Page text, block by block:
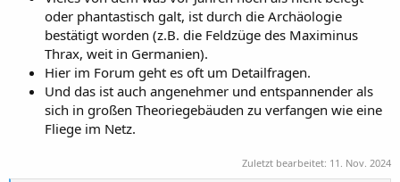
oder phantastisch galt, ist durch die Archäologie
bestätigt worden (z.B. die Feldzüge des Maximinus
Thrax, weit in Germanien).
Hier im Forum geht es oft um Detailfragen.
Und das ist auch angenehmer und entspannender als
sich in großen Theoriegebäuden zu verfangen wie eine
Fliege im Netz.
Zuletzt bearbeitet: 11. Nov. 2024